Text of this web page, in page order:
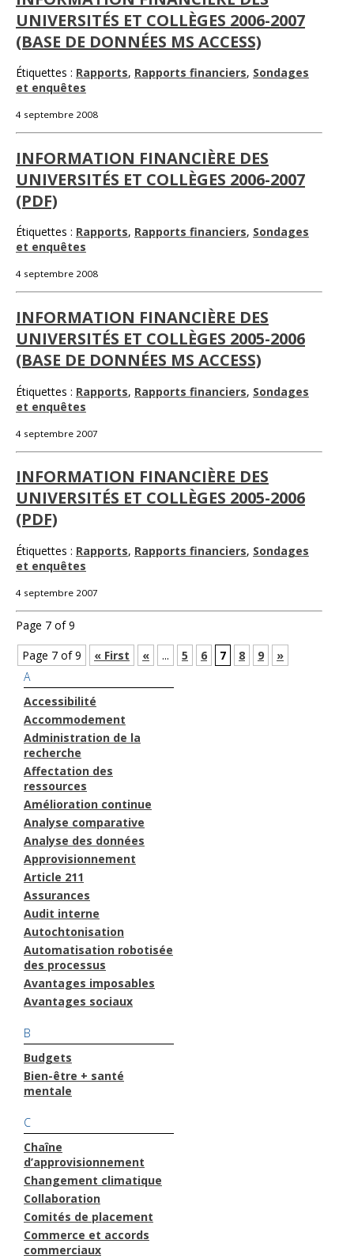
UNIVERSITÉS ET COLLÈGES 2006-2007
(BASE DE DONNÉES MS ACCESS)
Étiquettes : Rapports, Rapports financiers, Sondages
et enquêtes
4 septembre 2008
INFORMATION FINANCIÈRE DES
UNIVERSITÉS ET COLLÈGES 2006-2007
(PDF)
Étiquettes : Rapports, Rapports financiers, Sondages
et enquêtes
4 septembre 2008
INFORMATION FINANCIÈRE DES
UNIVERSITÉS ET COLLÈGES 2005-2006
(BASE DE DONNÉES MS ACCESS)
Étiquettes : Rapports, Rapports financiers, Sondages
et enquêtes
4 septembre 2007
INFORMATION FINANCIÈRE DES
UNIVERSITÉS ET COLLÈGES 2005-2006
(PDF)
Étiquettes : Rapports, Rapports financiers, Sondages
et enquêtes
4 septembre 2007
Page 7 of 9
Page 7 of 9
« First « ... 5 6 7 8 9
»
A
Accessibilité
Accommodement
Administration de la
recherche
Affectation des
ressources
Amélioration continue
Analyse comparative
Analyse des données
Approvisionnement
Article 211
Assurances
Audit interne
Autochtonisation
Automatisation robotisée
des processus
Avantages imposables
Avantages sociaux
B
Budgets
Bien-être + santé
mentale
C
Chaîne
d’approvisionnement
Changement climatique
Collaboration
Comités de placement
Commerce et accords
commerciaux